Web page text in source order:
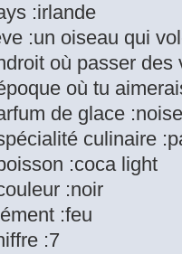
:irlande
:un oiseau qui
où passer
où tu
de glace
culinaire
:coca light
:noir
:feu
:7